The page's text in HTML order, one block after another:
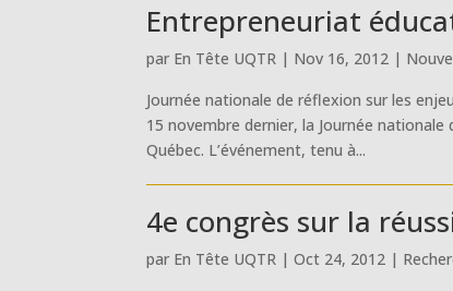
Entrepreneuriat
par En Tête UQTR | Nov 16, 2012 |
Journée nationale de réflexion sur les
15 novembre dernier, la Journée
Québec. L’événement, tenu à...
4e congrès sur la
par En Tête UQTR |Oct 24, 2012 |